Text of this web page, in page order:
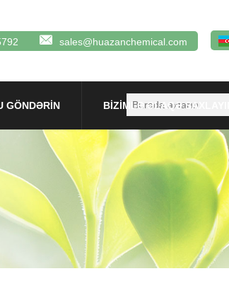
sales@huazanchemical.com
GÖNDƏRIN BIZIMLƏ ƏLAQƏ SAXLAYIN